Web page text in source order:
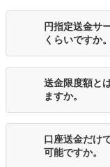
円指定送金サ
くらいですか。
送金限度額と
ますか。
口座送金だけ
可能ですか。